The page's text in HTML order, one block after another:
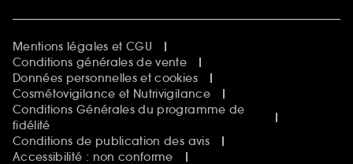
Mentions légales et CGU
Conditions générales de vente
Données personnelles et cookies
Cosmétovigilance et Nutrivigilance
Conditions Générales du programme de
fidélité
Conditions de publication des avis
Accessibilité : non conforme